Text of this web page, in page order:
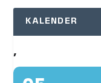
KALENDER
,